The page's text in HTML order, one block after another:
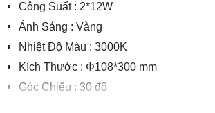
Công Suất: 2*12W
Ánh Sáng : Vàng
Nhiệt Độ Màu : 3000K
Kích Thước : Φ108*300 mm
Góc Chiếu : 30 độ